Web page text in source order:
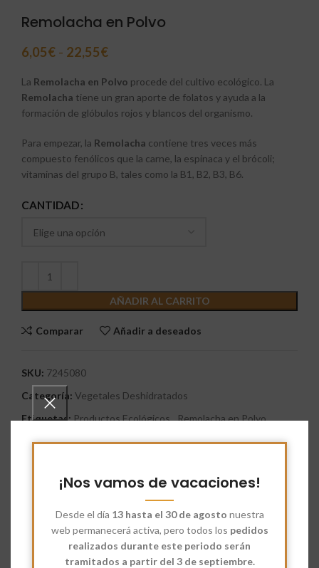
¡Nos vamos de vacaciones!
Desde el día 13 hasta el 30 de agosto nuestra
web permanecerá activa, pero todos los pedidos
realizados durante este periodo serán
tramitados a partir del 3 de septiembre.
Remolacha en Polvo
6,05€ - 22,55€
La Remolacha en Polvo procede del cultivo ecológico. La
Remolacha tiene un gran aporte de folatos y ayuda a la
formación de glóbulos rojos y blancos del organismo.
Para empezar, la Remolacha contiene tres veces más
compuesto fenólicos que la carne, la espinaca y el brócoli;
vitaminas del grupo B, tales como la B1, B2, B3, B6.
CANTIDAD
AÑADIR AL CARRITO
Comparar Añadir a deseados
SKU: 7245080
Categoría: Vegetales Deshidratados
Etiquetas:Productos Ecológicos, Remolacha en Polvo
Share:
Descripción
procede del cultivo ecológico. La
Remolachatiene un gran aporte de folatos y ayuda a la
formación de glóbulos rojos y blancos del organismo.
Para empezar, laRemolachacontiene tres veces más